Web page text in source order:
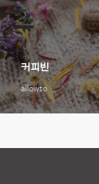
allowto
커피빈